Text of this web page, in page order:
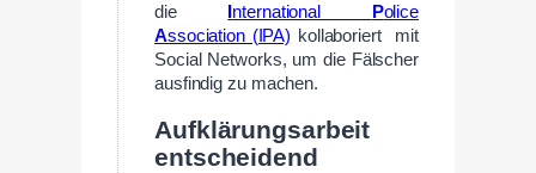
die
nternational Police
Association (IPA) kollaboriert mit
Social Networks, um die Fälscher
ausfindig zu machen.
Aufklärungsarbeit
entscheidend